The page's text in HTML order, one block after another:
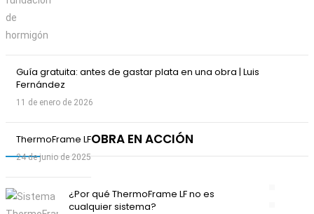
Guía gratuita: antes de gastar plata en una obra | Luis
Fernández
11 de enero de 2026
ThermoFrame LF
24 de junio de 2025
¿Por qué ThermoFrame LF no es
cualquier sistema?
OBRA EN ACCIÓN